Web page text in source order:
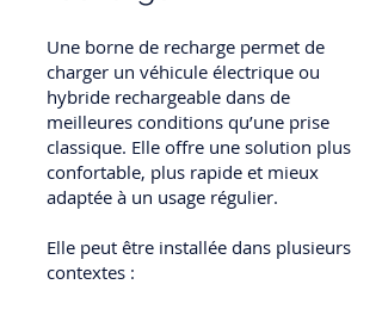
Une borne de recharge permet de
charger un véhicule électrique ou
hybride rechargeable dans de
meilleures conditions qu’une prise
classique. Elle offre une solution plus
confortable, plus rapide et mieux
adaptée à un usage régulier.
Elle peut être installée dans plusieurs
contextes :